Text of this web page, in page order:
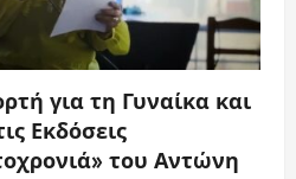
για τη Γυναίκα και
Εκδόσεις
του Αντώνη